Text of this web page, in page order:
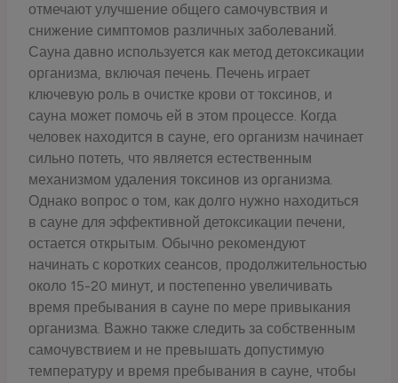
отмечают улучшение общего самочувствия и
снижение симптомов различных заболеваний.
Сауна давно используется как метод детоксикации
организма, включая печень. Печень играет
ключевую роль в очистке крови от токсинов, и
сауна может помочь ей в этом процессе. Когда
человек находится в сауне, его организм начинает
сильно потеть, что является естественным
механизмом удаления токсинов из организма.
Однако вопрос о том, как долго нужно находиться
в сауне для эффективной детоксикации печени,
остается открытым. Обычно рекомендуют
начинать с коротких сеансов, продолжительностью
около 15-20 минут, и постепенно увеличивать
время пребывания в сауне по мере привыкания
организма. Важно также следить за собственным
самочувствием и не превышать допустимую
температуру и время пребывания в сауне, чтобы